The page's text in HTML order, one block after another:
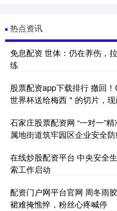
热点资讯
免息配资 世体：仍在养伤，
练
股票配资app下载排行 撤回
世界杯送给梅西＂的切片，
石家庄股票配资网 “一对一”
属地街道筑牢园区企业安全
在线炒股配资平台 中央安全
索工作启动
配资门户网平台官网 周冬雨
裙难掩憔悴，粉丝心疼喊停